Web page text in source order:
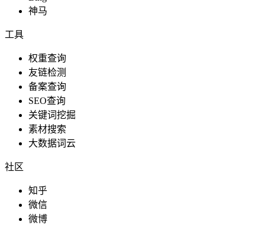
神马
工具
权重查询
友链检测
备案查询
SEO查询
关键词挖掘
素材搜索
大数据词云
社区
知乎
微信
微博